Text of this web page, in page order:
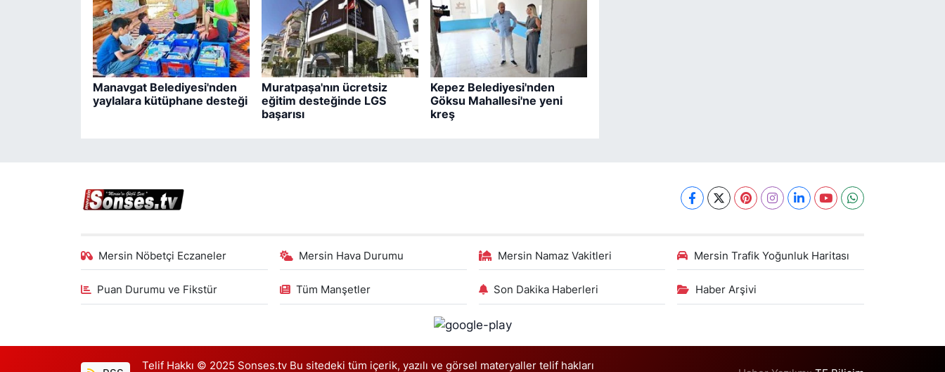
Manavgat Belediyesi'nden
yaylalara kütüphane desteği
Muratpaşa'nın ücretsiz
eğitim desteğinde LGS
başarısı
Kepez Belediyesi'nden
Göksu Mahallesi'ne yeni
kreş
Mersin Nöbetçi Eczaneler Mersin Hava Durumu Mersin Namaz Vakitleri Mersin Trafik Yoğunluk Haritası
Puan Durumu ve Fikstür Tüm Manşetler Son Dakika Haberleri Haber Arşivi
Telif Hakkı © 2025 Sonses.tv Bu sitedeki tüm içerik, yazılı ve görsel materyaller telif hakları